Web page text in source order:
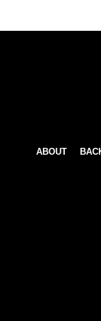
ABOUT